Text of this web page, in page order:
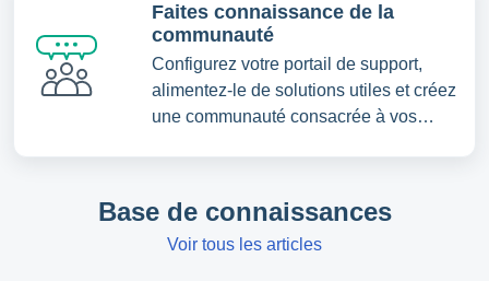
Faites connaissance de la
communauté
Configurez votre portail de support,
alimentez-le de solutions utiles et créez
une communauté consacrée à vos
Base de connaissances
Voir tous les articles